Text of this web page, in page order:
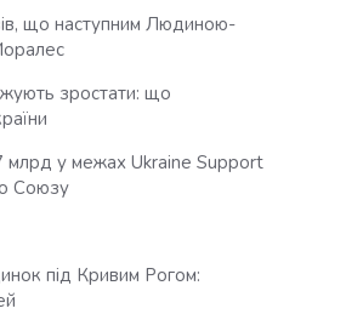
що наступним Людиною-
зростати: що
млрд у межах Ukraine Support
Союзу
під Кривим Рогом: